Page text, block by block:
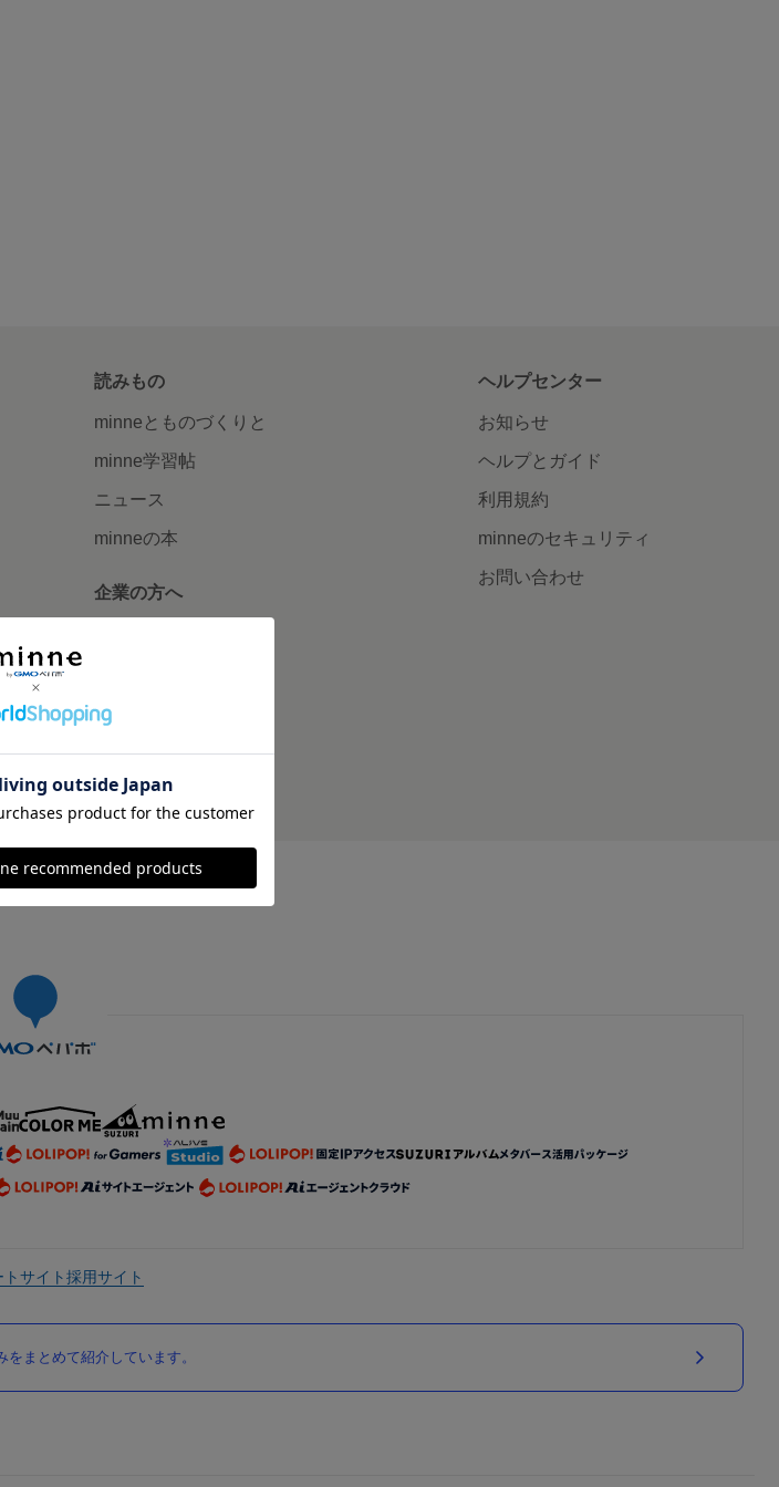
読みもの
minneとものづくりと
minne学習帖
ニュース
minneの本
企業の方へ
ヘルプセンター
お知らせ
ヘルプとガイド
利用規約
minneのセキュリティ
お問い合わせ
採用情報 メディアキット
Inc. All rights reserved.
サイト採用サイト
まとめて紹介しています。